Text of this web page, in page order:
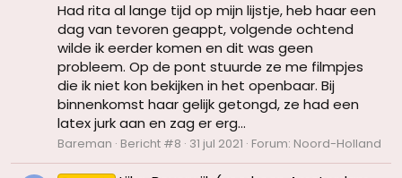
Had rita al lange tijd op mijn lijstje, heb haar een
dag van tevoren geappt, volgende ochtend
wilde ik eerder komen en dit was geen
probleem. Op de pont stuurde ze me filmpjes
die ik niet kon bekijken in het openbaar. Bij
binnenkomst haar gelijk getongd, ze had een
latex jurk aan en zag er erg...
Bareman Bericht #8 31 jul 2021 Forum: Noord-Holland